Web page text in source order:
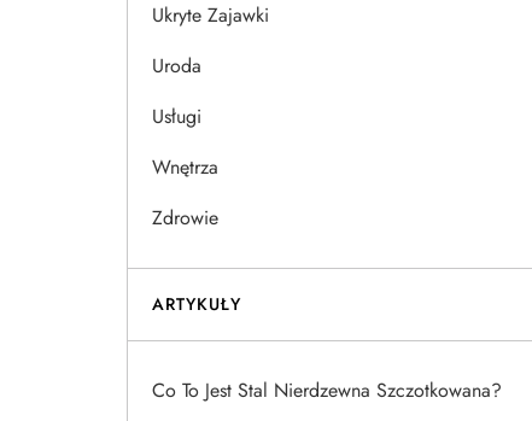
Ukryte Zajawki
Uroda
Usługi
Wnętrza
Zdrowie
ARTYKUŁY
Co To Jest Stal Nierdzewna Szczotkowana?